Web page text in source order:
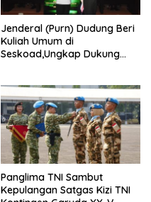
Jenderal (Purn) Dudung Beri
Kuliah Umum di
Seskoad,Ungkap Dukung
Panglima TNI Sambut
Kepulangan Satgas Kizi TNI